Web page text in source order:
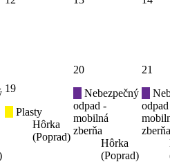
19
Plasty
Hôrka
(Poprad)
20
Nebezpečný
odpad -
mobilná
zberňa
Hôrka
(Poprad)
21
zberňa